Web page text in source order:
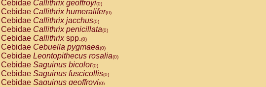
Cebidae Callithrix geoffroyi(0)
Cebidae Callithrix humeralifer(0)
Cebidae Callithrix jacchus(0)
Cebidae Callithrix penicillata(0)
Cebidae Callithrixspp.(0)
Cebidae Cebuella pygmaea(0)
Cebidae Leontopithecus rosalia(0)
Cebidae Saguinus bicolor(0)
Cebidae Saguinus fuscicollis(0)
Cebidae Saguinus geoffroyi(0)